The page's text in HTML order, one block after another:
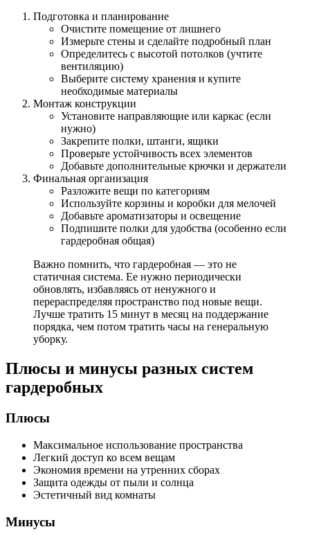
Подготовка и планирование
Очистите помещение от лишнего
Измерьте стены и сделайте подробный план
Определитесь с высотой потолков (учтите
вентиляцию)
Выберите систему хранения и купите
необходимые материалы
Монтаж конструкции
Установите направляющие или каркас (если
нужно)
Закрепите полки, штанги, ящики
Проверьте устойчивость всех элементов
Добавьте дополнительные крючки и держатели
Финальная организация
Разложите вещи по категориям
Используйте корзины и коробки для мелочей
Добавьте ароматизаторы и освещение
Подпишите полки для удобства (особенно если
гардеробная общая)
Важно помнить, что гардеробная — это не
статичная система. Ее нужно периодически
обновлять, избавляясь от ненужного и
перераспределяя пространство под новые вещи.
Лучше тратить 15 минут в месяц на поддержание
порядка, чем потом тратить часы на генеральную
уборку.
Плюсы и минусы разных систем
гардеробных
Плюсы
Максимальное использование пространства
Легкий доступ ко всем вещам
Экономия времени на утренних сборах
Защита одежды от пыли и солнца
Эстетичный вид комнаты
Минусы